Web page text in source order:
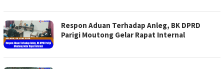
Respon Aduan Terhadap Anleg, BK DPRD
Parigi Moutong Gelar Rapat Internal